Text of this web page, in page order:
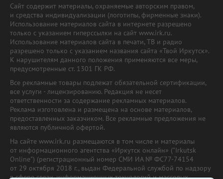
Сайт содержит материалы, охраняемые авторским правом,
и средства индивидуализации (логотипы, фирменные знаки).
Использование материалов сайта в интернете разрешено
только с указанием гиперссылки на сайт www.irk.ru.
Использование материалов сайта в печати, ТВ и радио
разрешено только с указанием названия сайта «Твой Иркутск».
К нарушителям данного положения применяются все меры,
предусмотренные ст. 1301 ГК РФ.
Все рекламные товары подлежат обязательной сертификации,
все услуги - лицензированию. Редакция не несет
ответственности за содержание рекламных материалов.
Реклама изготовлена и размещена на основе материалов,
предоставленных заказчиком. Все рекламные предложения не
являются публичной офертой.
На сайте www.irk.ru размещаются в том числе и материалы
от информационного агентства «Иркутск онлайн» ("Irkutsk
Online") (регистрационный номер СМИ ИА № ФС77-74154
от 29 октября 2018 г., выдан Федеральной службой по надзору
в сфере связи, информационных технологий и массовых